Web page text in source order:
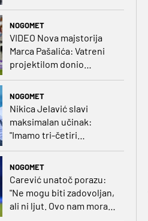
NOGOMET
VIDEO Nova majstorija
Marca Pašalića: Vatreni
projektilom donio
vodstvo pa igru napustio
NOGOMET
Nikica Jelavić slavi
maksimalan učinak:
"Imamo tri-četiri
senatora koji vode naš
NOGOMET
Carević unatoč porazu:
"Ne mogu biti zadovoljan,
ali ni ljut. Ovo nam mora